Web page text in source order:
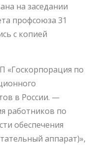
на заседании
профсоюза 31
с копией
«Госкорпорация по
в России. —
работников по
обеспечения
аппарат)»,